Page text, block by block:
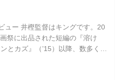
ュー 井樫監督はキングです。20
祭に出品された短編の『溶け
とカズ』（’15）以降、数多くの
のは、桜井ユキさん演じるヒ